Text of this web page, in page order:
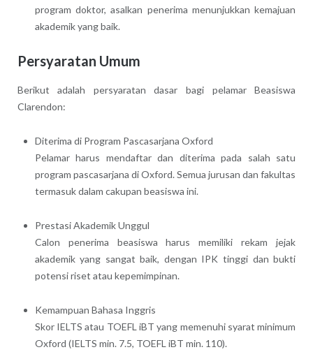
program doktor, asalkan penerima menunjukkan kemajuan
akademik yang baik.
Persyaratan Umum
Berikut adalah persyaratan dasar bagi pelamar Beasiswa
Clarendon:
Diterima di Program Pascasarjana Oxford
Pelamar harus mendaftar dan diterima pada salah satu
program pascasarjana di Oxford. Semua jurusan dan fakultas
termasuk dalam cakupan beasiswa ini.
Prestasi Akademik Unggul
Calon penerima beasiswa harus memiliki rekam jejak
akademik yang sangat baik, dengan IPK tinggi dan bukti
potensi riset atau kepemimpinan.
Kemampuan Bahasa Inggris
Skor IELTS atau TOEFL iBT yang memenuhi syarat minimum
Oxford (IELTS min. 7.5, TOEFL iBT min. 110).